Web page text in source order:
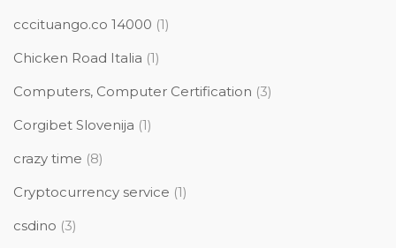
cccituango.co 14000 (1)
Chicken Road Italia (1)
Computers, Computer Certification (3)
Corgibet Slovenija (1)
crazy time (8)
Cryptocurrency service (1)
csdino (3)